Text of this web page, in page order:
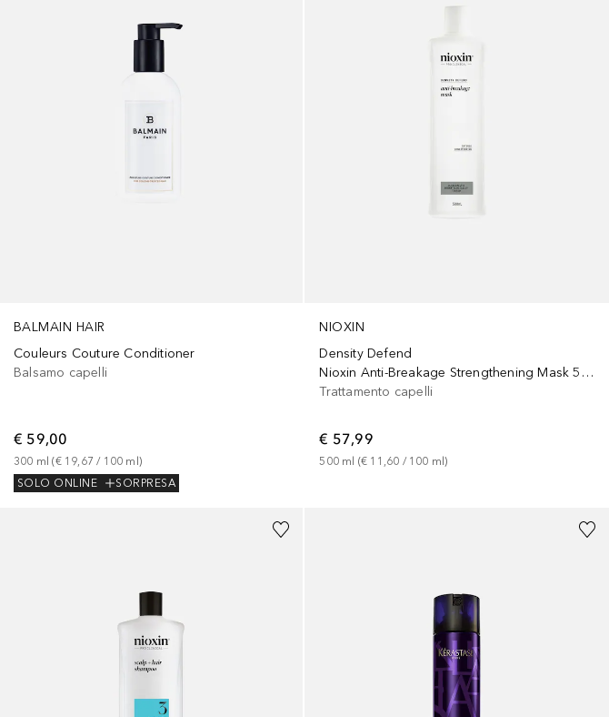
BALMAIN HAIR
Couleurs Couture Conditioner
Balsamo capelli
€ 59,00
300 ml (€ 19,67 / 100 ml)
SOLO ONLINE
SORPRESA
NIOXIN
Density Defend
Nioxin Anti-Breakage Strengthening Mask 500 ml
Trattamento capelli
€ 57,99
500 ml (€ 11,60 / 100 ml)